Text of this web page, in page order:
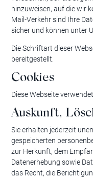
hinzuweisen, auf die wir
Mail-Verkehr sind Ihre
sicher und können unter
Die Schriftart dieser
bereitgestellt.
Cookies
Diese Webseite
Auskunft,
Sie erhalten jederzeit
gespeicherten
zur Herkunft, dem
Datenerhebung sowie
das Recht, die